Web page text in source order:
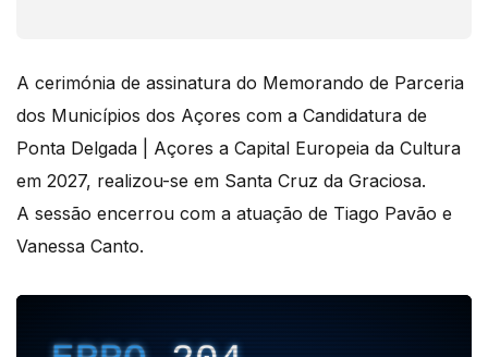
A cerimónia de assinatura do Memorando de Parceria
dos Municípios dos Açores com a Candidatura de
Ponta Delgada | Açores a Capital Europeia da Cultura
em 2027, realizou-se em Santa Cruz da Graciosa.
A sessão encerrou com a atuação de Tiago Pavão e
Vanessa Canto.